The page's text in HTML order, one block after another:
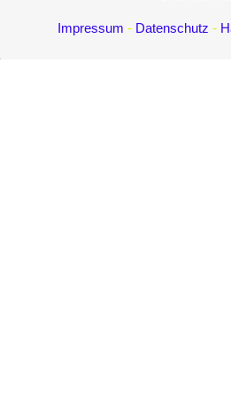
Impressum - Datenschutz -